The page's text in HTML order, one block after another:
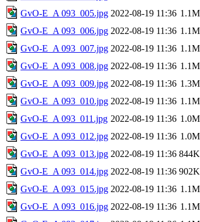
GvO-E_A 093_005.jpg 2022-08-19 11:36 1.1M
GvO-E_A 093_006.jpg 2022-08-19 11:36 1.1M
GvO-E_A 093_007.jpg 2022-08-19 11:36 1.1M
GvO-E_A 093_008.jpg 2022-08-19 11:36 1.1M
GvO-E_A 093_009.jpg 2022-08-19 11:36 1.3M
GvO-E_A 093_010.jpg 2022-08-19 11:36 1.1M
GvO-E_A 093_011.jpg 2022-08-19 11:36 1.0M
GvO-E_A 093_012.jpg 2022-08-19 11:36 1.0M
GvO-E_A 093_013.jpg 2022-08-19 11:36 844K
GvO-E_A 093_014.jpg 2022-08-19 11:36 902K
GvO-E_A 093_015.jpg 2022-08-19 11:36 1.1M
GvO-E_A 093_016.jpg 2022-08-19 11:36 1.1M